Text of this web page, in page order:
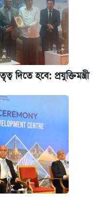
কয়েকজন শিক্ষকের
(৬ আগস্ট)
দিতে হবে: প্রযুক্তিমন্ত্রী